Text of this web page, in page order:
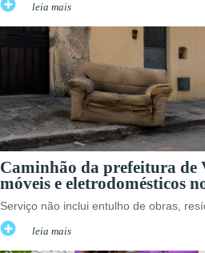
leia mais
Caminhão da prefeitura de
móveis e eletrodomésticos
Serviço não inclui entulho de obras,
leia mais